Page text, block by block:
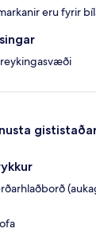
eru fyrir